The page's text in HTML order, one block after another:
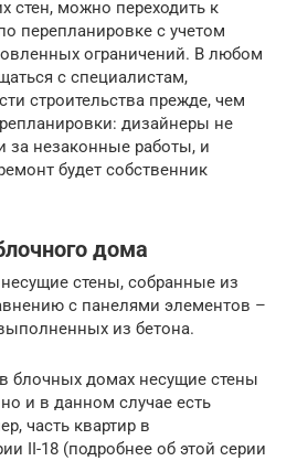
стен, можно переходить к
перепланировке с учетом
ограничений. В любом
с специалистам,
строительства прежде, чем
дизайнеры не
за незаконные работы, и
будет собственник
дома
стены, собранные из
с панелями элементов –
из бетона.
блочных домах несущие стены
и в данном случае есть
часть квартир в
II-18 (подробнее об этой серии